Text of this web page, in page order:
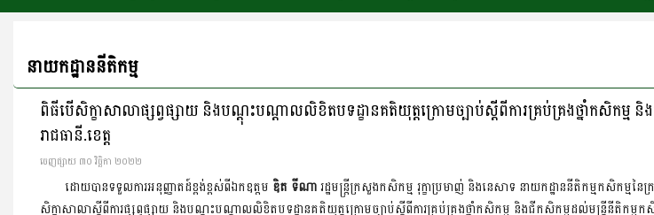
នាយកដ្ឋាននីតិកម្ម
ពិធីបើសិក្ខាសាលាផ្សព្វផ្សាយ និងបណ្តុះបណ្តាលលិខិតបទដ្ខានគតិយុត្តក្រោមច្បាប់ស្តីពីការគ្រប់គ្រងថ្នាំកសិកម្ម និ
រាជធានី.ខេត្ត
ចេញ​ផ្សាយ​ ៣០ វិច្ឆិកា ២០២២
ដោយបានទទួលការអនុញ្ញាតដ៍ខ្ពង់ខ្ពស់ពីឯកឧត្តម ឌិត ទីណា រដ្ឋមន្រ្តីក្រសួងកសិកម្ម រុក្ខាប្រមាញ់ និងនេសាទ នាយកដ្ឋាននីតិកម្មកសិកម្មន
សិក្ខាសាលាស្តីពីការផ្សព្វផ្សាយ និងបណ្តុះបណ្តាលលិខិតបទដ្ខានគតិយុត្តក្រោមច្បាប់ស្តីពីការគ្រប់គ្រងថ្នាំកសិកម្ម និងជីកសិកម្មដល់មន្រ្តីនីតិកម្ម